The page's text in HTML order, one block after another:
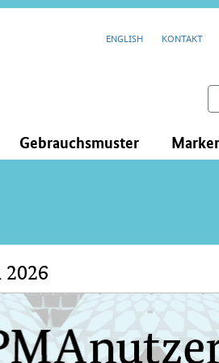
ENGLISH KONTAKT
Gebrauchsmuster